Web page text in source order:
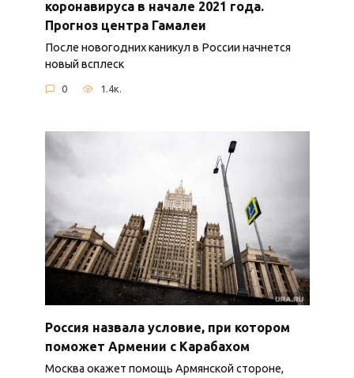
коронавируса в начале 2021 года.
Прогноз центра Гамалеи
После новогодних каникул в России начнется
новый всплеск
0 1.4к.
Россия назвала условие, при котором
поможет Армении с Карабахом
Москва окажет помощь Армянской стороне,